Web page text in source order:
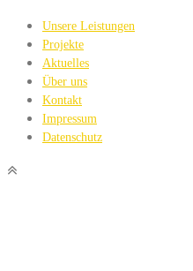
Unsere Leistungen
Projekte
Aktuelles
Über uns
Kontakt
Impressum
Datenschutz